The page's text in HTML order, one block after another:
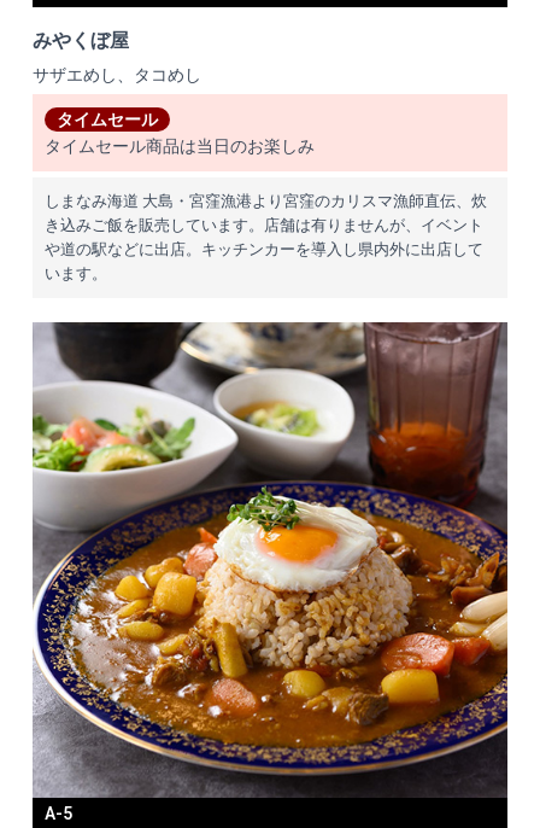
みやくぼ屋
サザエめし、タコめし
タイムセール
タイムセール商品は当日のお楽しみ
しまなみ海道 大島・宮窪漁港より宮窪のカリスマ漁師直伝、炊
き込みご飯を販売しています。店舗は有りませんが、イベント
や道の駅などに出店。キッチンカーを導入し県内外に出店して
います。
A-5